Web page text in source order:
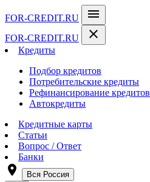
FOR-CREDIT.RU menu
FOR-CREDIT.RU close
Кредиты
Подбор кредитов
Потребительские кредиты
Рефинансирование кредитов
Автокредиты
Кредитные карты
Статьи
Вопрос / Ответ
Банки
room Вся Россия